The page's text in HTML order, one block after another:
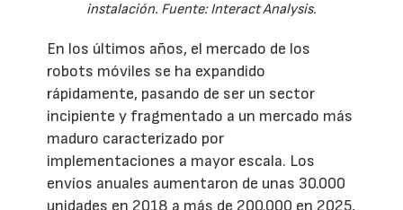
instalación. Fuente: Interact Analysis.
En los últimos años, el mercado de los
robots móviles se ha expandido
rápidamente, pasando de ser un sector
incipiente y fragmentado a un mercado más
maduro caracterizado por
implementaciones a mayor escala. Los
envíos anuales aumentaron de unas 30.000
unidades en 2018 a más de 200.000 en 2025,